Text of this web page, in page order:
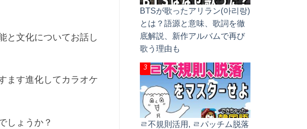
と文化についてお話し
ます進化してカラオケ
しょうか？
BTSが歌ったアリラン(아리랑)
とは？語源と意味、歌詞を徹
底解説、新作アルバムで再び
歌う理由も
ㄹ不規則活用, ㄹパッチム脱落